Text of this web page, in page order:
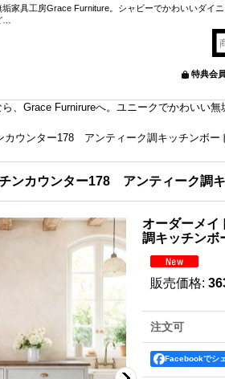
家具工房Grace Furniture。シャビーでかわいいダイ
…
特典会
、Grace Furnirureへ。ユニークでかわいい無
カウンター178 アンティーク調キッチンボ
ンカウンター178 アンティーク調
オーダーメ
調キッチン
販売価格:
注文可
Facebookでシ